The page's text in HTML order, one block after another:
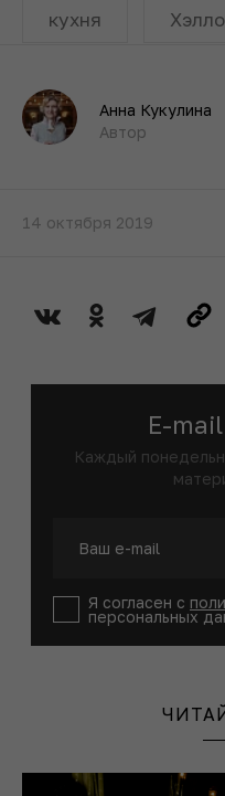
кухня
Анна Кукулина
Автор
14 октября 2019
E-
Каждый
Я согласен с
персональных